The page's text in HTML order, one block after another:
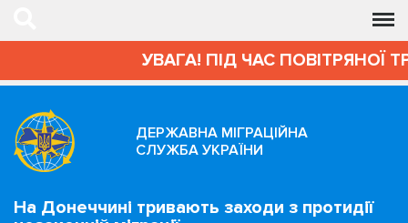
УВАГА! ПІД ЧАС ПОВІТРЯНОЇ
ДЕРЖАВНА МІГРАЦІЙНА
СЛУЖБА УКРАЇНИ
На Донеччині тривають заходи з протидії